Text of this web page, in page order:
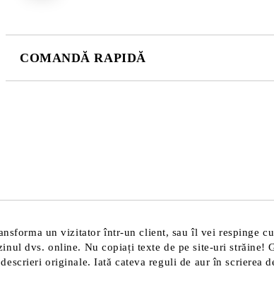
COMANDĂ RAPIDĂ
un vizitator într-un client, sau îl vei respinge
dvs. online. Nu copiați texte de pe site-uri străine!
originale. Iată cateva reguli de aur în scrierea